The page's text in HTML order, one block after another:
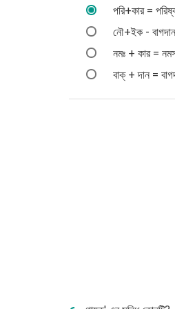
পরি+কার =
নৌ+ইক - বাগদান
নমঃ + কার =
বাক্‌ + দান =